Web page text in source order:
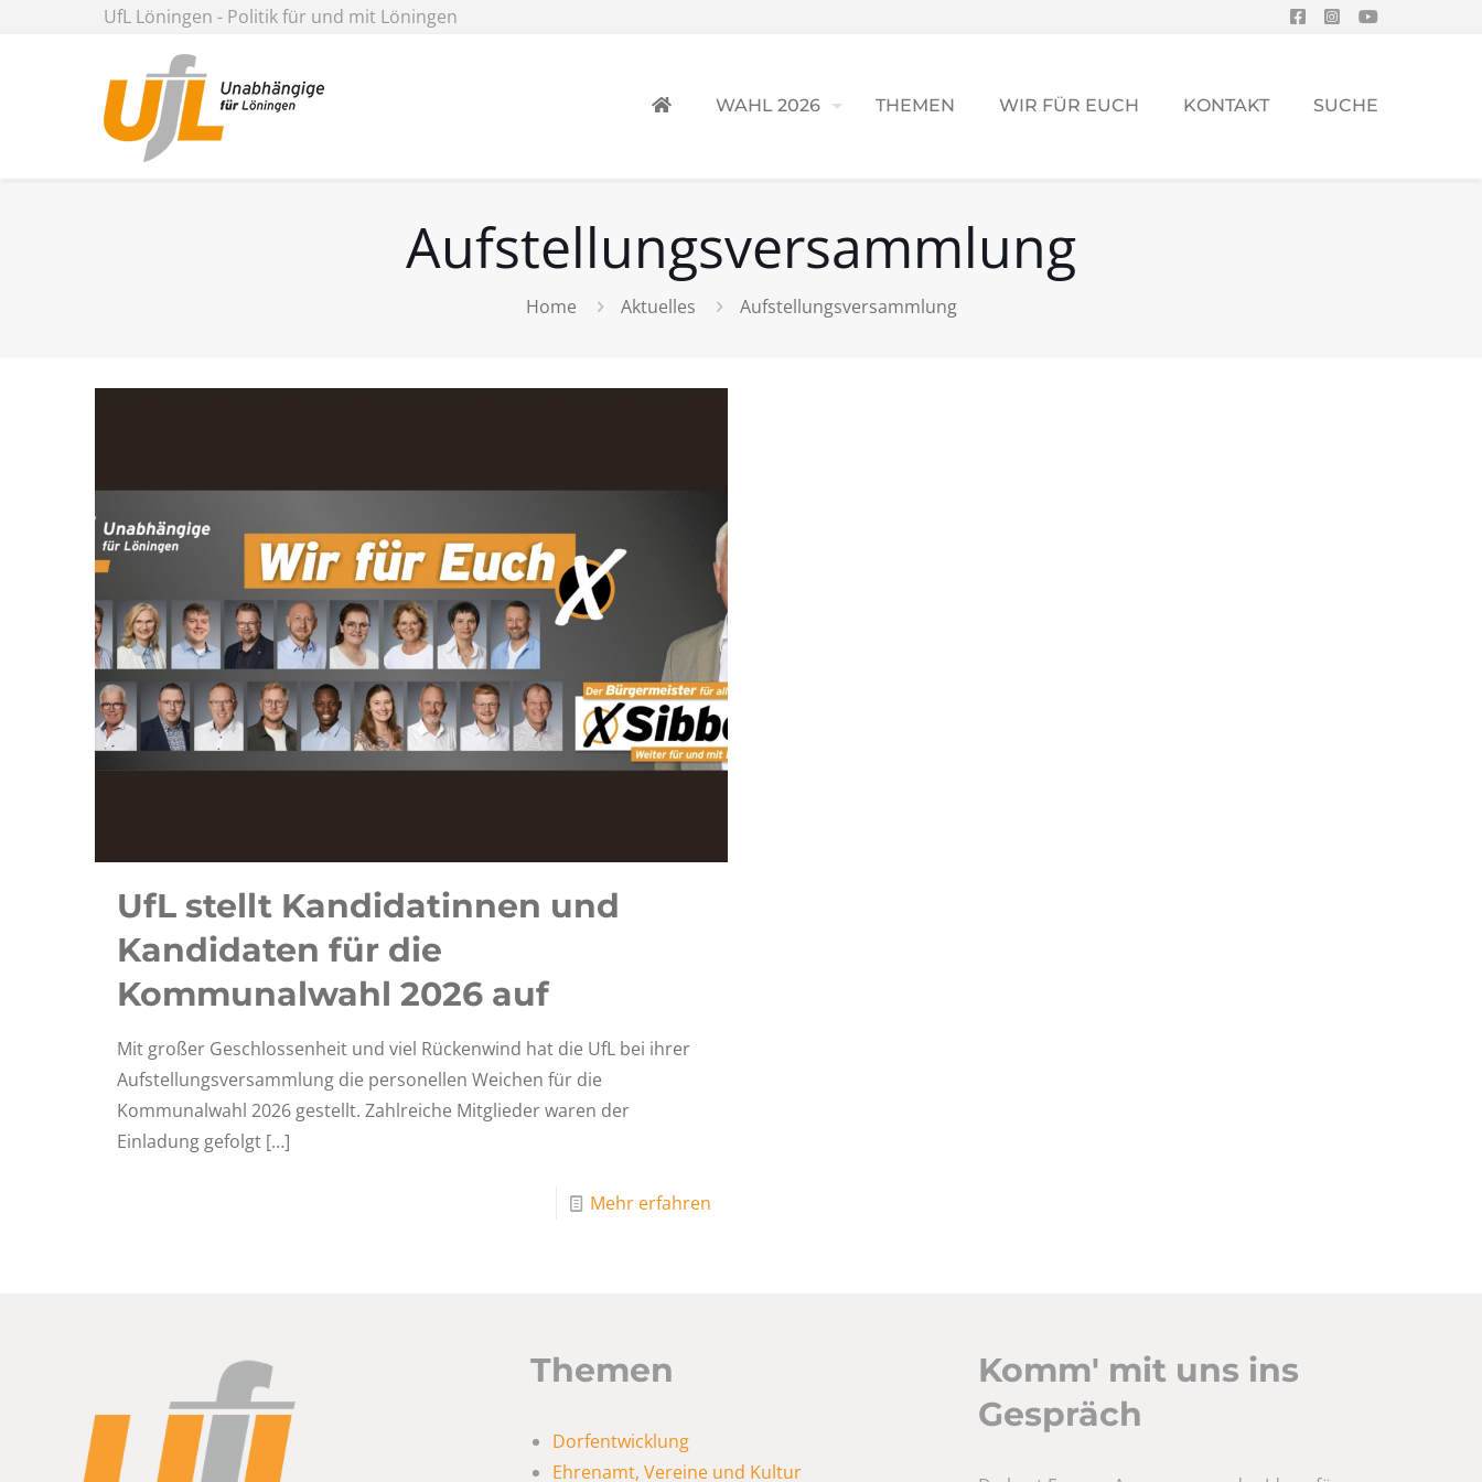
UfL Löningen - Politik für und mit Löningen
WAHL 2026 THEMEN WIR FÜR EUCH KONTAKT SUCHE
Aufstellungsversammlung
Home Aktuelles Aufstellungsversammlung
UfL stellt Kandidatinnen und
Kandidaten für die
Kommunalwahl 2026 auf
Mit großer Geschlossenheit und viel Rückenwind hat die UfL bei ihrer
Aufstellungsversammlung die personellen Weichen für die
Kommunalwahl 2026 gestellt. Zahlreiche Mitglieder waren der
Einladung gefolgt[…]
Mehr erfahren
Themen
Dorfentwicklung
Ehrenamt, Vereine und Kultur
Komm' mit uns ins
Gespräch